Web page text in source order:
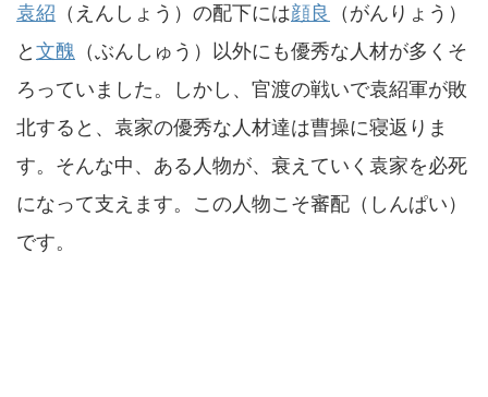
袁紹 （えんしょう）の配下には顔良
（がんりょう）
と文醜 （ぶんしゅう）以外にも優秀な人材が多くそ
ろっていました。しかし、官渡の戦いで袁紹軍が敗
北すると、袁家の優秀な人材達は曹操に寝返りま
す。そんな中、ある人物が、衰えていく袁家を必死
になって支えます。この人物こそ審配（しんぱい）
です。